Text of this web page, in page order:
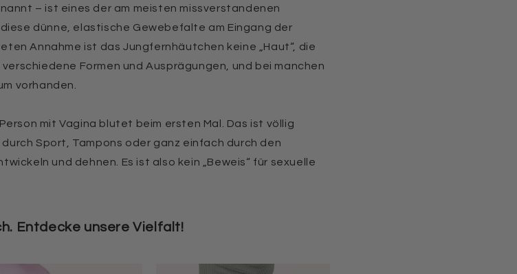
– ist eines der am meisten missverstandenen
dünne, elastische Gewebefalte am Eingang der
Annahme ist das Jungfernhäutchen keine „Haut“, die
Formen und Ausprägungen, und bei manchen
vorhanden.
mit Vagina blutet beim ersten Mal. Das ist völlig
Sport, Tampons oder ganz einfach durch den
und dehnen. Es ist also kein „Beweis“ für sexuelle
Entdecke unsere Vielfalt!